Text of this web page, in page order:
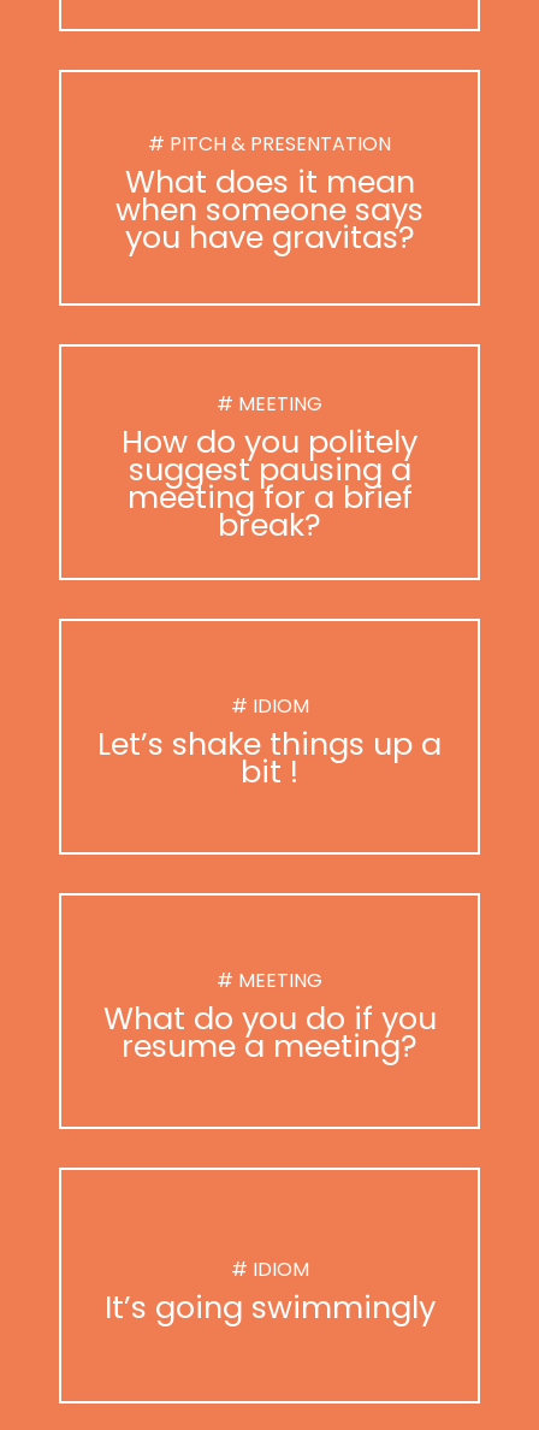
# PITCH & PRESENTATION
What does it mean
when someone says
you have gravitas?
# MEETING
How do you politely
suggest pausing a
meeting for a brief
break?
# IDIOM
Let’s shake things up a
bit !
# MEETING
What do you do if you
resume a meeting?
# IDIOM
It’s going swimmingly